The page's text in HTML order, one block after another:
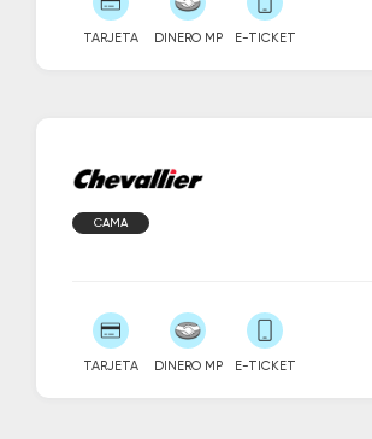
TARJETA DINERO MP E-TICKET
CAMA
TARJETA DINERO MP E-TICKET